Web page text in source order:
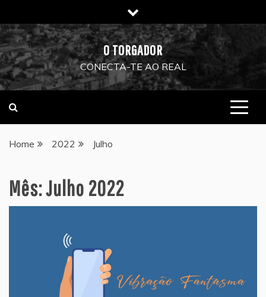
to
content
O TORGADOR
CONECTA-TE AO REAL
Home 2022 Julho
Mês:Julho 2022